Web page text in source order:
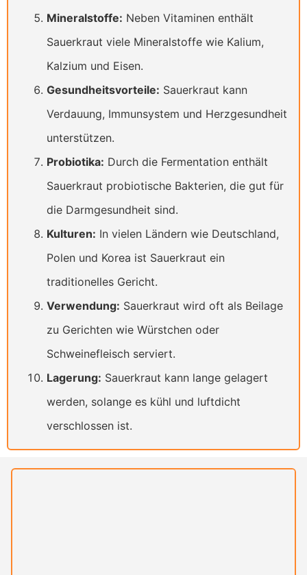
Mineralstoffe: Neben Vitaminen enthält
Sauerkraut viele Mineralstoffe wie Kalium,
Kalzium und Eisen.
Gesundheitsvorteile: Sauerkraut kann
Verdauung, Immunsystem und Herzgesundheit
unterstützen.
Probiotika: Durch die Fermentation enthält
Sauerkraut probiotische Bakterien, die gut für
die Darmgesundheit sind.
Kulturen: In vielen Ländern wie Deutschland,
Polen und Korea ist Sauerkraut ein
traditionelles Gericht.
Verwendung: Sauerkraut wird oft als Beilage
zu Gerichten wie Würstchen oder
Schweinefleisch serviert.
Lagerung: Sauerkraut kann lange gelagert
werden, solange es kühl und luftdicht
verschlossen ist.